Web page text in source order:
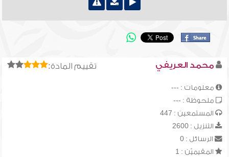
تقييم المادة: محمد العريفي
معلومات : ---
ملحوظة : ---
المستمعين : 447
التنزيل : 2600
الرسائل : 0
المقيميّن : 1